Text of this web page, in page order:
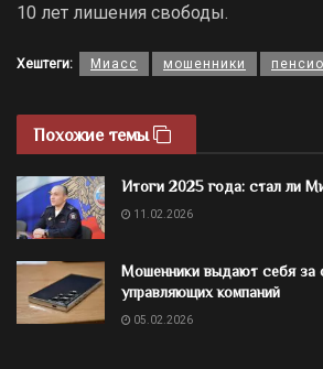
10 лет лишения свободы.
Хештеги: Миасс мошенники
Похожие темы
Итоги 2025 года: стал ли
11.02.2026
Мошенники выдают себя за
управляющих компаний
05.02.2026